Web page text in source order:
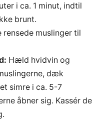
i ca. 1 minut, indtil
brunt.
muslinger til
Hæld hvidvin og
dæk
simre i ca. 5-7
åbner sig. Kassér de